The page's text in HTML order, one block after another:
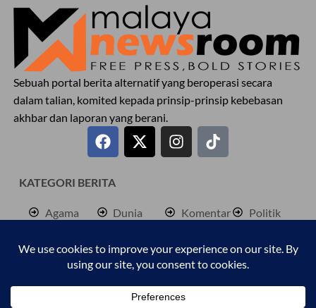
Sebuah portal berita alternatif yang beroperasi secara
dalam talian, komited kepada prinsip-prinsip kebebasan
akhbar dan laporan yang berani.
KATEGORI BERITA
Agama
Berita
Bisnes
Dunia
Jenayah
Kembara
Komentar
Palestine
Pendidkan
Politik
Sukan